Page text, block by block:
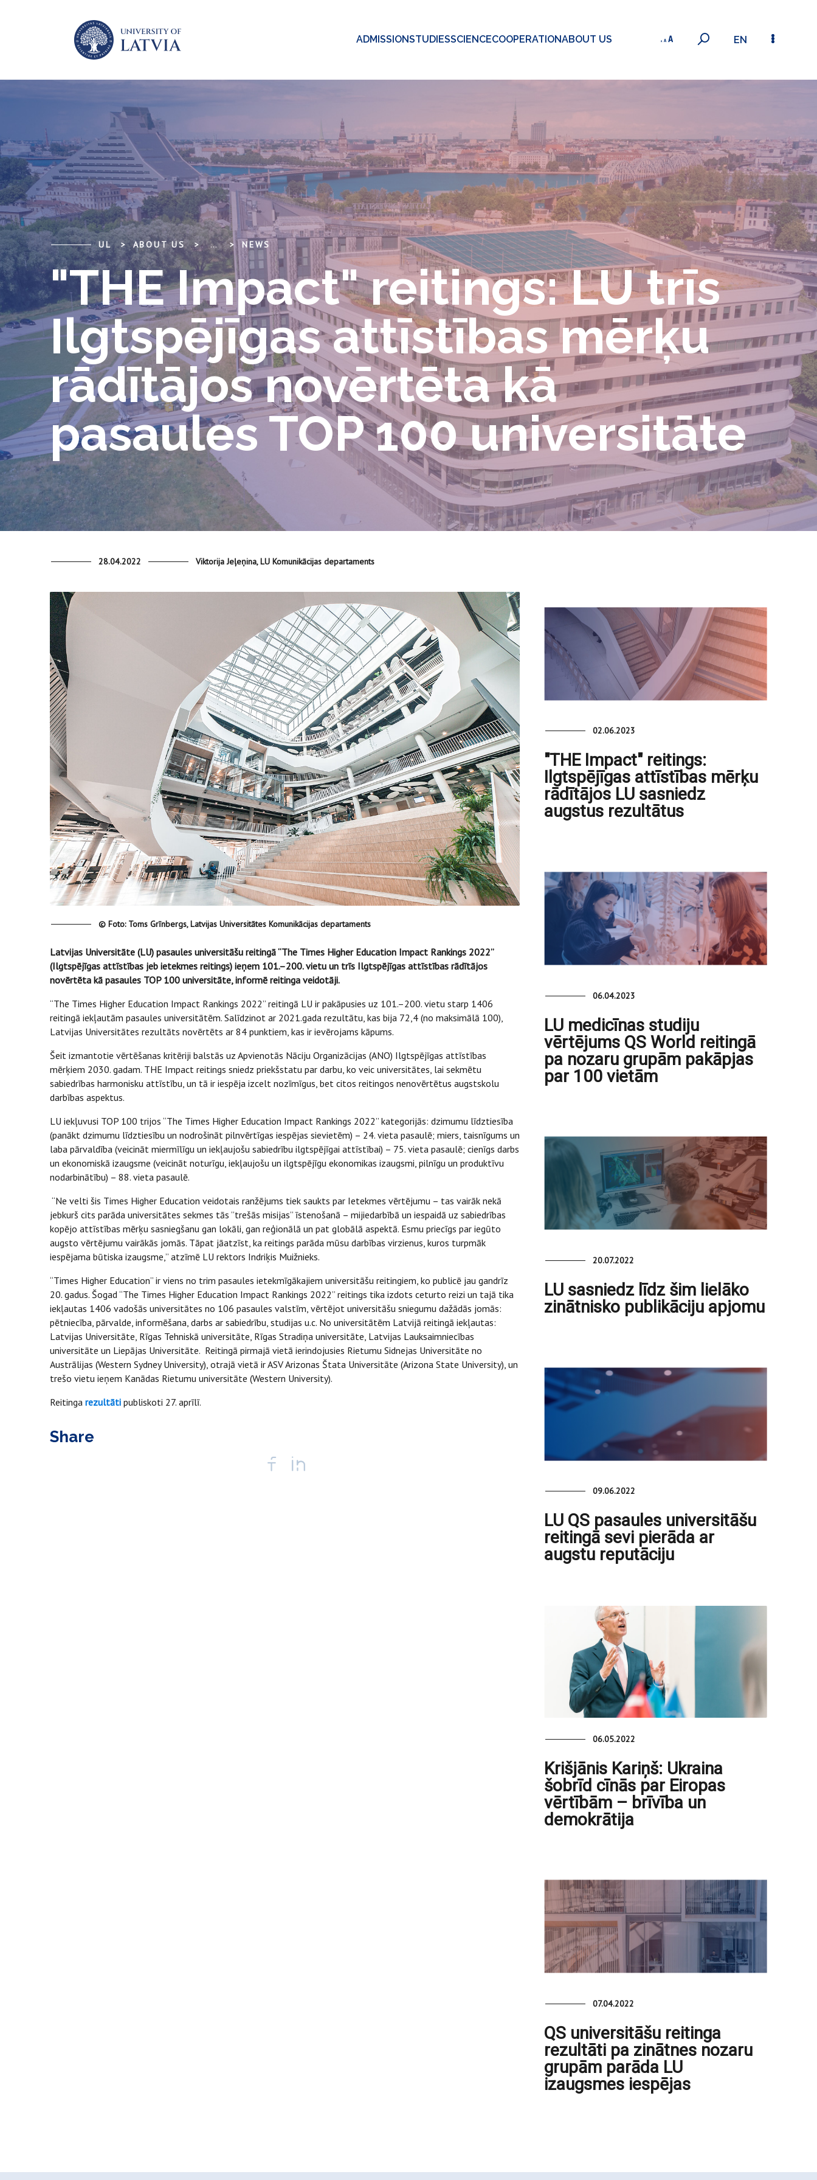
ADMISSIONSTUDIESSCIENCECOOPERATIONABOUT US EN
UL ABOUT US ... NEWS
"THE Impact" reitings: LU trīs
Ilgtspējīgas attīstības mērķu
rādītājos novērtēta kā
pasaules TOP 100 universitāte
28.04.2022 Viktorija Jeļeņina, LU Komunikācijas departaments
© Foto: Toms Grīnbergs, Latvijas Universitātes Komunikācijas departaments
Latvijas Universitāte (LU) pasaules universitāšu reitingā “The Times Higher Education Impact Rankings 2022”
(Ilgtspējīgas attīstības jeb ietekmes reitings) ieņem 101.–200. vietu un trīs Ilgtspējīgas attīstības rādītājos
novērtēta kā pasaules TOP 100 universitāte, informē reitinga veidotāji.
“The Times Higher Education Impact Rankings 2022” reitingā LU ir pakāpusies uz 101.–200. vietu starp 1406
reitingā iekļautām pasaules universitātēm. Salīdzinot ar 2021.gada rezultātu, kas bija 72,4 (no maksimālā 100),
Latvijas Universitātes rezultāts novērtēts ar 84 punktiem, kas ir ievērojams kāpums.
Šeit izmantotie vērtēšanas kritēriji balstās uz Apvienotās Nāciju Organizācijas (ANO) Ilgtspējīgas attīstības
mērķiem 2030. gadam. THE Impact reitings sniedz priekšstatu par darbu, ko veic universitātes, lai sekmētu
sabiedrības harmonisku attīstību, un tā ir iespēja izcelt nozīmīgus, bet citos reitingos nenovērtētus augstskolu
darbības aspektus.
LU iekļuvusi TOP 100 trijos “The Times Higher Education Impact Rankings 2022” kategorijās: dzimumu līdztiesība
(panākt dzimumu līdztiesību un nodrošināt pilnvērtīgas iespējas sievietēm) – 24. vieta pasaulē; miers, taisnīgums un
laba pārvaldība (veicināt miermīlīgu un iekļaujošu sabiedrību ilgtspējīgai attīstībai) – 75. vieta pasaulē; cienīgs darbs
un ekonomiskā izaugsme (veicināt noturīgu, iekļaujošu un ilgtspējīgu ekonomikas izaugsmi, pilnīgu un produktīvu
nodarbinātību) – 88. vieta pasaulē.
“Ne velti šis Times Higher Education veidotais ranžējums tiek saukts par Ietekmes vērtējumu – tas vairāk nekā
jebkurš cits parāda universitātes sekmes tās ”trešās misijas” īstenošanā – mijiedarbībā un iespaidā uz sabiedrības
kopējo attīstības mērķu sasniegšanu gan lokāli, gan reģionālā un pat globālā aspektā. Esmu priecīgs par iegūto
augsto vērtējumu vairākās jomās. Tāpat jāatzīst, ka reitings parāda mūsu darbības virzienus, kuros turpmāk
iespējama būtiska izaugsme,” atzīmē LU rektors Indriķis Muižnieks.
“Times Higher Education” ir viens no trim pasaules ietekmīgākajiem universitāšu reitingiem, ko publicē jau gandrīz
20. gadus. Šogad “The Times Higher Education Impact Rankings 2022” reitings tika izdots ceturto reizi un tajā tika
iekļautas 1406 vadošās universitātes no 106 pasaules valstīm, vērtējot universitāšu sniegumu dažādās jomās:
pētniecība, pārvalde, informēšana, darbs ar sabiedrību, studijas u.c. No universitātēm Latvijā reitingā iekļautas:
Latvijas Universitāte, Rīgas Tehniskā universitāte, Rīgas Stradiņa universitāte, Latvijas Lauksaimniecības
universitāte un Liepājas Universitāte. Reitingā pirmajā vietā ierindojusies Rietumu Sidnejas Universitāte no
Austrālijas (Western Sydney University), otrajā vietā ir ASV Arizonas Štata Universitāte (Arizona State University), un
trešo vietu ieņem Kanādas Rietumu universitāte (Western University).
Reitinga rezultāti publiskoti 27. aprīlī.
Share
02.06.2023
"THE Impact" reitings:
Ilgtspējīgas attīstības mērķu
rādītājos LU sasniedz
augstus rezultātus
06.04.2023
LU medicīnas studiju
vērtējums QS World reitingā
pa nozaru grupām pakāpjas
par 100 vietām
20.07.2022
LU sasniedz līdz šim lielāko
zinātnisko publikāciju apjomu
09.06.2022
LU QS pasaules universitāšu
reitingā sevi pierāda ar
augstu reputāciju
06.05.2022
Krišjānis Kariņš: Ukraina
šobrīd cīnās par Eiropas
vērtībām – brīvība un
demokrātija
07.04.2022
QS universitāšu reitinga
rezultāti pa zinātnes nozaru
grupām parāda LU
izaugsmes iespējas